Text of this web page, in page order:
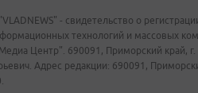
- свидетельство о
технологий и массовых
Центр". 690091, Приморский край, г.
Адрес редакции: 690091,